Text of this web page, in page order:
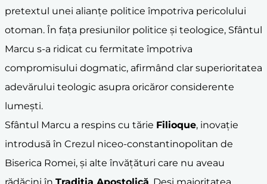
pretextul unei alianțe politice împotriva pericolului
otoman. În fața presiunilor politice și teologice, Sfântul
Marcu s-a ridicat cu fermitate împotriva
compromisului dogmatic, afirmând clar superioritatea
adevărului teologic asupra oricăror considerente
lumești.
Sfântul Marcu a respins cu tărie Filioque, inovație
introdusă în Crezul niceo-constantinopolitan de
Biserica Romei, și alte învățături care nu aveau